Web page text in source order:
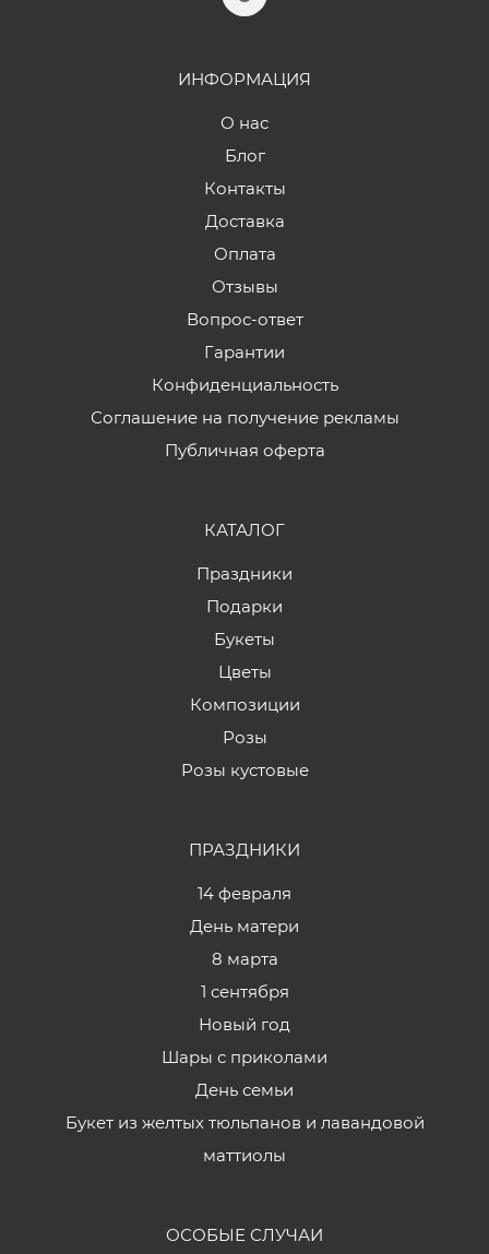
ИНФОРМАЦИЯ
О нас
Блог
Контакты
Доставка
Оплата
Отзывы
Вопрос-ответ
Гарантии
Конфиденциальность
Соглашение на получение рекламы
Публичная оферта
КАТАЛОГ
Праздники
Подарки
Букеты
Цветы
Композиции
Розы
Розы кустовые
ПРАЗДНИКИ
14 февраля
День матери
8 марта
1 сентября
Новый год
Шары с приколами
День семьи
Букет из желтых тюльпанов и лавандовой
маттиолы
ОСОБЫЕ СЛУЧАИ